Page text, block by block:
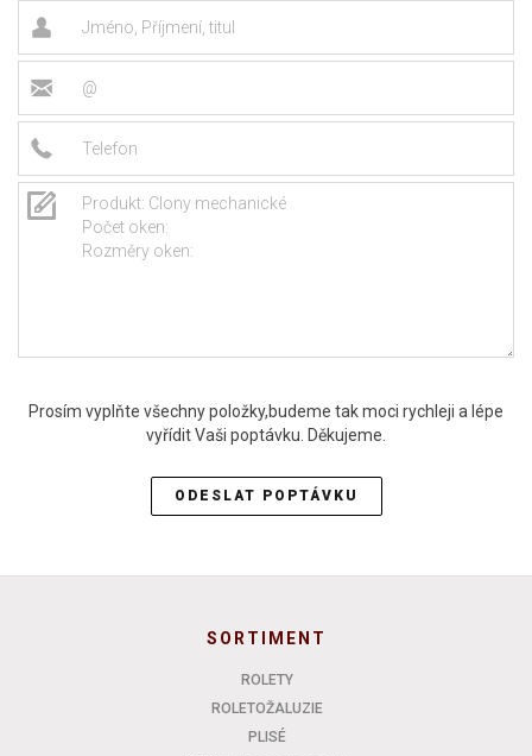
Prosím vyplňte všechny položky,budeme tak moci rychleji a lépe
vyřídit Vaši poptávku. Děkujeme.
SORTIMENT
ROLETY
ROLETOŽALUZIE
PLISÉ